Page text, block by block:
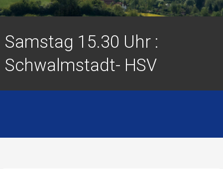
Samstag 15.30 Uhr :
Schwalmstadt- HSV